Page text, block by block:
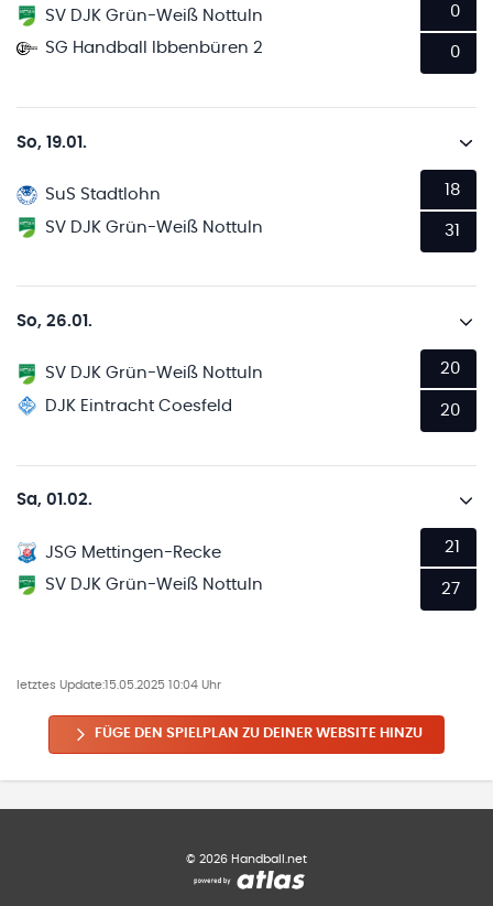
SV DJK Grün-Weiß Nottuln
SG Handball Ibbenbüren 2
0
0
So, 19.01.
SuS Stadtlohn
SV DJK Grün-Weiß Nottuln
18
31
So, 26.01.
SV DJK Grün-Weiß Nottuln
DJK Eintracht Coesfeld
20
20
Sa, 01.02.
JSG Mettingen-Recke
SV DJK Grün-Weiß Nottuln
21
27
letztes Update:15.05.2025 10:04 Uhr
FÜGE DEN SPIELPLAN ZU DEINER WEBSITE HINZU
© 2026 Handball.net